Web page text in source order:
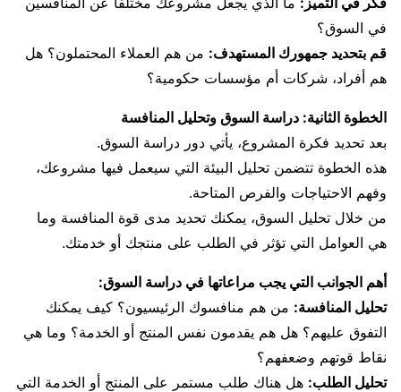
في السوق؟
قم بتحديد جمهورك المستهدف: من هم العملاء المحتملون؟ هل
هم أفراد، شركات أم مؤسسات حكومية؟
الخطوة الثانية: دراسة السوق وتحليل المنافسة
بعد تحديد فكرة المشروع، يأتي دور دراسة السوق.
هذه الخطوة تتضمن تحليل البيئة التي سيعمل فيها مشروعك،
وفهم الاحتياجات والفرص المتاحة.
من خلال تحليل السوق، يمكنك تحديد مدى قوة المنافسة وما
هي العوامل التي تؤثر في الطلب على منتجك أو خدمتك.
أهم الجوانب التي يجب مراعاتها في دراسة السوق:
تحليل المنافسة: من هم منافسوك الرئيسيون؟ كيف يمكنك
التفوق عليهم؟ هل هم يقدمون نفس المنتج أو الخدمة؟ وما هي
نقاط قوتهم وضعفهم؟
تحليل الطلب: هل هناك طلب مستمر على المنتج أو الخدمة التي